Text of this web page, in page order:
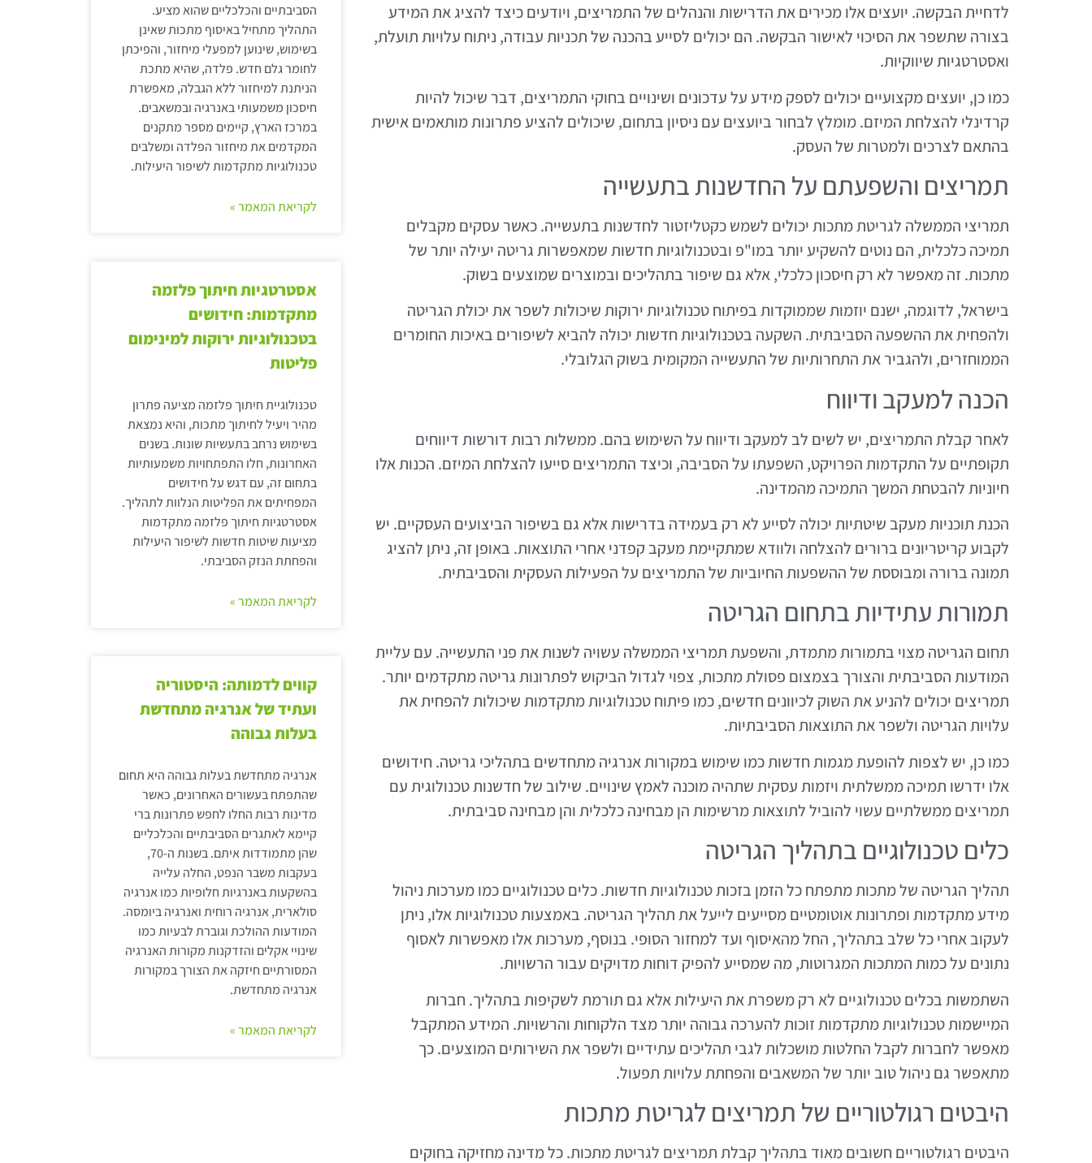
לדחיית הבקשה. יועצים אלו מכירים את הדרישות והנהלים של התמריצים, ויודעים כיצד להציג את המידע
בצורה שתשפר את הסיכוי לאישור הבקשה. הם יכולים לסייע בהכנה של תכניות עבודה, ניתוח עלויות תועלת,
ואסטרטגיות שיווקיות.
כמו כן, יועצים מקצועיים יכולים לספק מידע על עדכונים ושינויים בחוקי התמריצים, דבר שיכול להיות
קרדינלי להצלחת המיזם. מומלץ לבחור ביועצים עם ניסיון בתחום, שיכולים להציע פתרונות מותאמים אישית
בהתאם לצרכים ולמטרות של העסק.
תמריצים והשפעתם על החדשנות בתעשייה
תמריצי הממשלה לגריטת מתכות יכולים לשמש כקטליזטור לחדשנות בתעשייה. כאשר עסקים מקבלים
תמיכה כלכלית, הם נוטים להשקיע יותר במו"פ ובטכנולוגיות חדשות שמאפשרות גריטה יעילה יותר של
מתכות. זה מאפשר לא רק חיסכון כלכלי, אלא גם שיפור בתהליכים ובמוצרים שמוצעים בשוק.
בישראל, לדוגמה, ישנם יוזמות שממוקדות בפיתוח טכנולוגיות ירוקות שיכולות לשפר את יכולת הגריטה
ולהפחית את ההשפעה הסביבתית. השקעה בטכנולוגיות חדשות יכולה להביא לשיפורים באיכות החומרים
הממוחזרים, ולהגביר את התחרותיות של התעשייה המקומית בשוק הגלובלי.
הכנה למעקב ודיווח
לאחר קבלת התמריצים, יש לשים לב למעקב ודיווח על השימוש בהם. ממשלות רבות דורשות דיווחים
תקופתיים על התקדמות הפרויקט, השפעתו על הסביבה, וכיצד התמריצים סייעו להצלחת המיזם. הכנות אלו
חיוניות להבטחת המשך התמיכה מהמדינה.
הכנת תוכניות מעקב שיטתיות יכולה לסייע לא רק בעמידה בדרישות אלא גם בשיפור הביצועים העסקיים. יש
לקבוע קריטריונים ברורים להצלחה ולוודא שמתקיימת מעקב קפדני אחרי התוצאות. באופן זה, ניתן להציג
תמונה ברורה ומבוססת של ההשפעות החיוביות של התמריצים על הפעילות העסקית והסביבתית.
תמורות עתידיות בתחום הגריטה
תחום הגריטה מצוי בתמורות מתמדת, והשפעת תמריצי הממשלה עשויה לשנות את פני התעשייה. עם עליית
המודעות הסביבתית והצורך בצמצום פסולת מתכות, צפוי לגדול הביקוש לפתרונות גריטה מתקדמים יותר.
תמריצים יכולים להניע את השוק לכיוונים חדשים, כמו פיתוח טכנולוגיות מתקדמות שיכולות להפחית את
עלויות הגריטה ולשפר את התוצאות הסביבתיות.
כמו כן, יש לצפות להופעת מגמות חדשות כמו שימוש במקורות אנרגיה מתחדשים בתהליכי גריטה. חידושים
אלו ידרשו תמיכה ממשלתית ויזמות עסקית שתהיה מוכנה לאמץ שינויים. שילוב של חדשנות טכנולוגית עם
תמריצים ממשלתיים עשוי להוביל לתוצאות מרשימות הן מבחינה כלכלית והן מבחינה סביבתית.
כלים טכנולוגיים בתהליך הגריטה
תהליך הגריטה של מתכות מתפתח כל הזמן בזכות טכנולוגיות חדשות. כלים טכנולוגיים כמו מערכות ניהול
מידע מתקדמות ופתרונות אוטומטיים מסייעים לייעל את תהליך הגריטה. באמצעות טכנולוגיות אלו, ניתן
לעקוב אחרי כל שלב בתהליך, החל מהאיסוף ועד למחזור הסופי. בנוסף, מערכות אלו מאפשרות לאסוף
נתונים על כמות המתכות המגרוטות, מה שמסייע להפיק דוחות מדויקים עבור הרשויות.
השתמשות בכלים טכנולוגיים לא רק משפרת את היעילות אלא גם תורמת לשקיפות בתהליך. חברות
המיישמות טכנולוגיות מתקדמות זוכות להערכה גבוהה יותר מצד הלקוחות והרשויות. המידע המתקבל
מאפשר לחברות לקבל החלטות מושכלות לגבי תהליכים עתידיים ולשפר את השירותים המוצעים. כך
מתאפשר גם ניהול טוב יותר של המשאבים והפחתת עלויות תפעול.
היבטים רגולטוריים של תמריצים לגריטת מתכות
היבטים רגולטוריים חשובים מאוד בתהליך קבלת תמריצים לגריטת מתכות. כל מדינה מחזיקה בחוקים
הסביבתיים והכלכליים שהוא מציע.
התהליך מתחיל באיסוף מתכות שאינן
בשימוש, שינוען למפעלי מיחזור, והפיכתן
לחומר גלם חדש. פלדה, שהיא מתכת
הניתנת למיחזור ללא הגבלה, מאפשרת
חיסכון משמעותי באנרגיה ובמשאבים.
במרכז הארץ, קיימים מספר מתקנים
המקדמים את מיחזור הפלדה ומשלבים
טכנולוגיות מתקדמות לשיפור היעילות.
לקריאת המאמר »
אסטרטגיות חיתוך פלזמה
מתקדמות: חידושים
בטכנולוגיות ירוקות למינימום
פליטות
טכנולוגיית חיתוך פלזמה מציעה פתרון
מהיר ויעיל לחיתוך מתכות, והיא נמצאת
בשימוש נרחב בתעשיות שונות. בשנים
האחרונות, חלו התפתחויות משמעותיות
בתחום זה, עם דגש על חידושים
המפחיתים את הפליטות הנלוות לתהליך.
אסטרטגיות חיתוך פלזמה מתקדמות
מציעות שיטות חדשות לשיפור היעילות
והפחתת הנזק הסביבתי.
לקריאת המאמר »
קווים לדמותה: היסטוריה
ועתיד של אנרגיה מתחדשת
בעלות גבוהה
אנרגיה מתחדשת בעלות גבוהה היא תחום
שהתפתח בעשורים האחרונים, כאשר
מדינות רבות החלו לחפש פתרונות ברי
קיימא לאתגרים הסביבתיים והכלכליים
שהן מתמודדות איתם. בשנות ה-70,
בעקבות משבר הנפט, החלה עלייה
בהשקעות באנרגיות חלופיות כמו אנרגיה
סולארית, אנרגיה רוחית ואנרגיה ביומסה.
המודעות ההולכת וגוברת לבעיות כמו
שינויי אקלים והזדקנות מקורות האנרגיה
המסורתיים חיזקה את הצורך במקורות
אנרגיה מתחדשת.
לקריאת המאמר »